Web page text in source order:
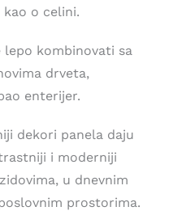
o celini.
lepo kombinovati sa
drveta,
enterijer.
dekori panela daju
i moderniji
u dnevnim
prostorima.